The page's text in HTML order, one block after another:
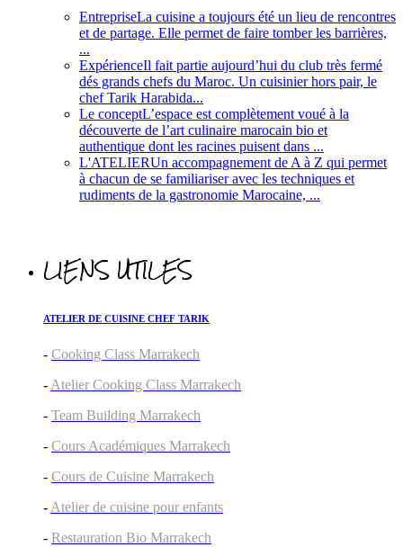
EntrepriseLa cuisine a toujours été un lieu de rencontres
et de partage. Elle permet de faire tomber les barrières,
...
ExpérienceIl fait partie aujourd’hui du club très fermé
dés grands chefs du Maroc. Un cuisinier hors pair, le
chef Tarik Harabida...
Le conceptL’espace est complètement voué à la
découverte de l’art culinaire marocain bio et
authentique dont les racines puisent dans ...
L'ATELIERUn accompagnement de A à Z qui permet
à chacun de se familiariser avec les techniques et
rudiments de la gastronomie Marocaine, ...
LIENS UTILES
ATELIER DE CUISINE CHEF TARIK
- Cooking Class Marrakech
- Atelier Cooking Class Marrakech
- Team Building Marrakech
- Cours Académiques Marrakech
- Cours de Cuisine Marrakech
- Atelier de cuisine pour enfants
- Restauration Bio Marrakech